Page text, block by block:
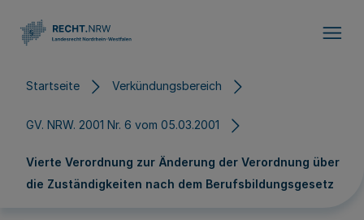
Startseite Verkündungsbereich
GV. NRW. 2001 Nr. 6 vom 05.03.2001
Vierte Verordnung zur Änderung der Verordnung über
die Zuständigkeiten nach dem Berufsbildungsgesetz